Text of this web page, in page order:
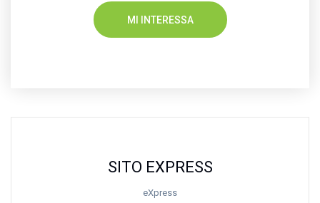
MI INTERESSA
SITO EXPRESS
eXpress